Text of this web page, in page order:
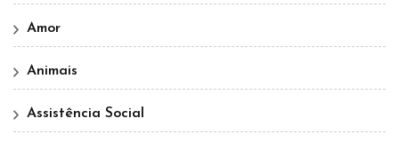
Amor
Animais
Assistência Social